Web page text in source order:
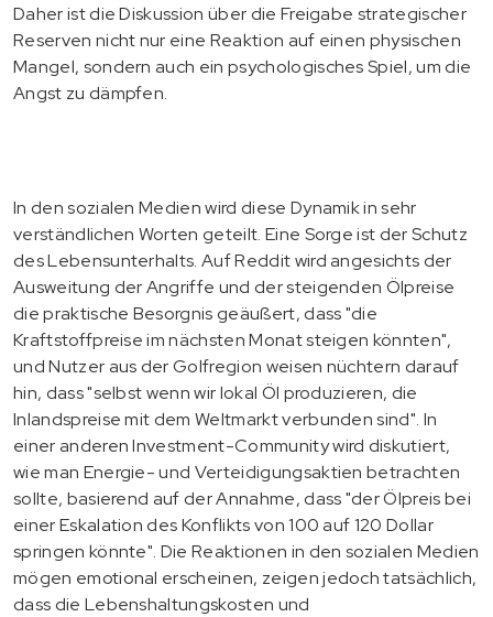
Daher ist die Diskussion über die Freigabe strategischer
Reserven nicht nur eine Reaktion auf einen physischen
Mangel, sondern auch ein psychologisches Spiel, um die
Angst zu dämpfen.
In den sozialen Medien wird diese Dynamik in sehr
verständlichen Worten geteilt. Eine Sorge ist der Schutz
des Lebensunterhalts. Auf Reddit wird angesichts der
Ausweitung der Angriffe und der steigenden Ölpreise
die praktische Besorgnis geäußert, dass "die
Kraftstoffpreise im nächsten Monat steigen könnten",
und Nutzer aus der Golfregion weisen nüchtern darauf
hin, dass "selbst wenn wir lokal Öl produzieren, die
Inlandspreise mit dem Weltmarkt verbunden sind". In
einer anderen Investment-Community wird diskutiert,
wie man Energie- und Verteidigungsaktien betrachten
sollte, basierend auf der Annahme, dass "der Ölpreis bei
einer Eskalation des Konflikts von 100 auf 120 Dollar
springen könnte". Die Reaktionen in den sozialen Medien
mögen emotional erscheinen, zeigen jedoch tatsächlich,
dass die Lebenshaltungskosten und